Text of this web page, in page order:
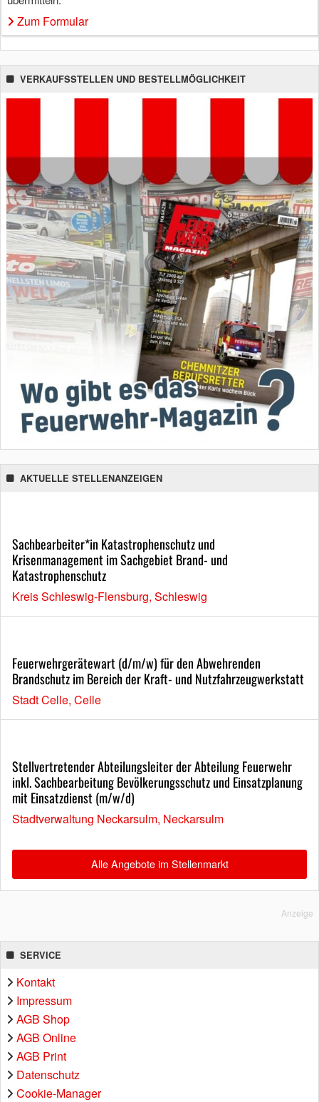
Zum Formular
VERKAUFSSTELLEN UND BESTELLMÖGLICHKEIT
AKTUELLE STELLENANZEIGEN
Sachbearbeiter*in Katastrophenschutz und
Krisenmanagement im Sachgebiet Brand- und
Katastrophenschutz
Kreis Schleswig-Flensburg, Schleswig
Feuerwehrgerätewart (d/m/w) für den Abwehrenden
Brandschutz im Bereich der Kraft- und Nutzfahrzeugwerkstatt
Stadt Celle, Celle
Stellvertretender Abteilungsleiter der Abteilung Feuerwehr
inkl. Sachbearbeitung Bevölkerungsschutz und Einsatzplanung
mit Einsatzdienst (m/w/d)
Stadtverwaltung Neckarsulm, Neckarsulm
Alle Angebote im Stellenmarkt
Anzeige
SERVICE
Kontakt
Impressum
AGB Shop
AGB Online
AGB Print
Datenschutz
Cookie-Manager